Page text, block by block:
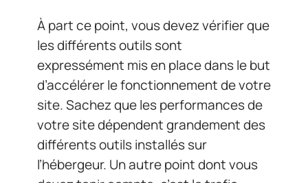
À part ce point, vous devez vérifier que
les différents outils sont
expressément mis en place dans le but
d’accélérer le fonctionnement de votre
site. Sachez que les performances de
votre site dépendent grandement des
différents outils installés sur
l’hébergeur. Un autre point dont vous